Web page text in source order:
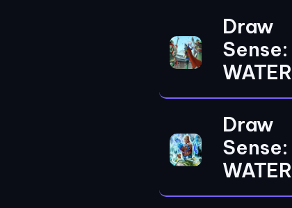
Draw
Sense:
WATER
Draw
Sense:
WATER